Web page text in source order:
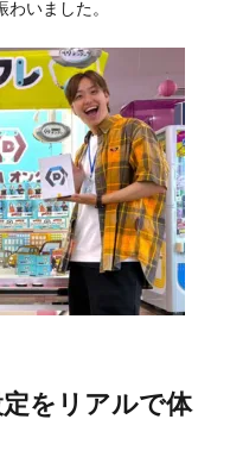
いました。
をリアルで体